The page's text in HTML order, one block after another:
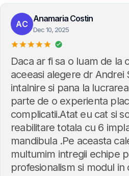
AC
Anamaria Costin
Dec 10, 2025
Daca ar fi sa o luam de la
aceeasi alegere dr Andrei
intalnire si pana la
parte de o experienta
complicatii.Atat eu cat si
reabilitare totala cu 6
mandibula .Pe aceasta
multumim intregii echipe
profesionalism si modul